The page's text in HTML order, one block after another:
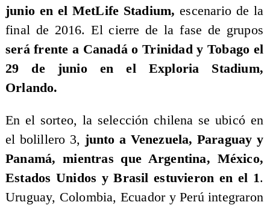
junio en el MetLife Stadium, escenario de la
final de 2016. El cierre de la fase de grupos
será frente a Canadá o Trinidad y Tobago el
29 de junio en el Exploria Stadium,
Orlando.
En el sorteo, la selección chilena se ubicó en
el bolillero 3, junto a Venezuela, Paraguay y
Panamá, mientras que Argentina, México,
Estados Unidos y Brasil estuvieron en el 1.
Uruguay, Colombia, Ecuador y Perú integraron